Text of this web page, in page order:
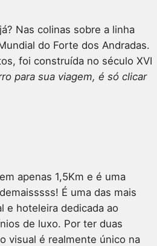
Nas colinas sobre a linha
do Forte dos Andradas.
foi construída no século XVI
para sua viagem, é só clicar
apenas 1,5Km e é uma
É uma das mais
e hoteleira dedicada ao
de luxo. Por ter duas
visual é realmente único na